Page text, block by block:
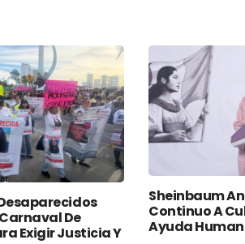
De
Exigir Justicia Y
Sheinbaum
Continuo A
Ayuda